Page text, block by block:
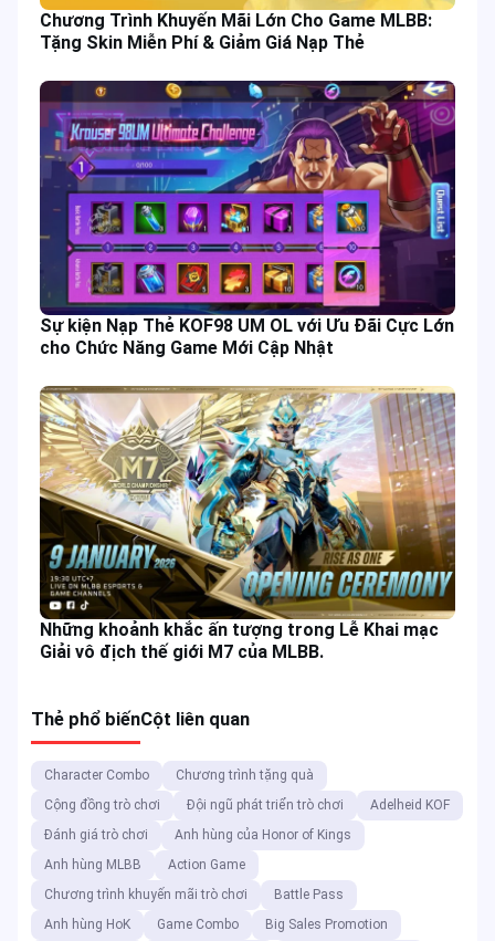
Chương Trình Khuyến Mãi Lớn Cho Game MLBB:
Tặng Skin Miễn Phí & Giảm Giá Nạp Thẻ
Sự kiện Nạp Thẻ KOF98 UM OL với Ưu Đãi Cực Lớn
cho Chức Năng Game Mới Cập Nhật
Những khoảnh khắc ấn tượng trong Lễ Khai mạc
Giải vô địch thế giới M7 của MLBB.
Thẻ phổ biếnCột liên quan
Character Combo
Chương trình tặng quà
Cộng đồng trò chơi
Đội ngũ phát triển trò chơi
Adelheid KOF
Đánh giá trò chơi
Anh hùng của Honor of Kings
Anh hùng MLBB
Action Game
Chương trình khuyến mãi trò chơi
Battle Pass
Anh hùng HoK
Game Combo Big Sales Promotion